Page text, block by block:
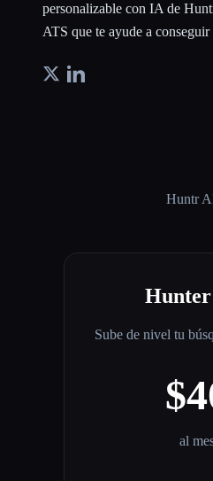
personalizable con IA de
ATS que te ayude a conseguir
Huntr
Sube de nivel tu
al